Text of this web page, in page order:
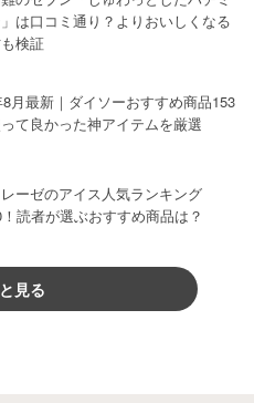
は口コミ通り？よりおいしくなる
検証
月最新｜ダイソーおすすめ商品153
て良かった神アイテムを厳選
ーゼのアイス人気ランキング
読者が選ぶおすすめ商品は？
見る